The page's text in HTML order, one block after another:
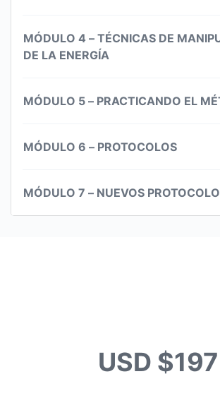
MÓDULO 4 – TÉCNICAS DE
DE LA ENERGÍA
MÓDULO 5 – PRACTICANDO EL
MÓDULO 6 – PROTOCOLOS
MÓDULO 7 – NUEVOS
USD $197